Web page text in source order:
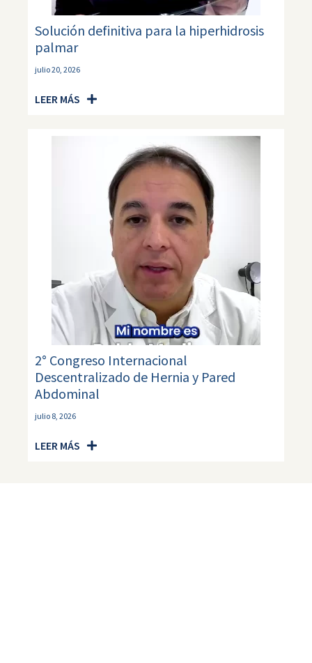
Solución definitiva para la hiperhidrosis
palmar
julio 20, 2026
LEER MÁS
2° Congreso Internacional
Descentralizado de Hernia y Pared
Abdominal
julio 8, 2026
LEER MÁS